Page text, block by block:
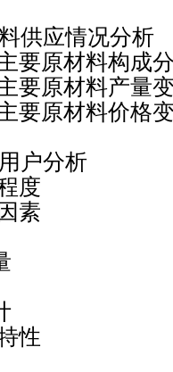
供应情况分析
原材料构成
原材料产量
原材料价格
户分析
度
素
性